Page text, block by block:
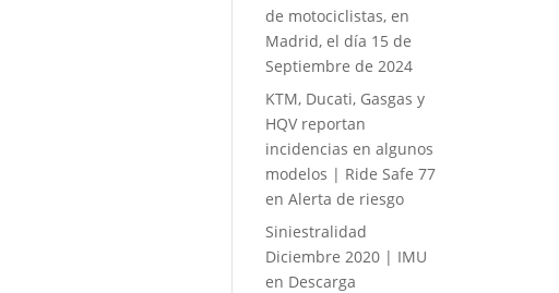
de motociclistas, en
Madrid, el día 15 de
Septiembre de 2024
KTM, Ducati, Gasgas y
HQV reportan
incidencias en algunos
modelos | Ride Safe 77
enAlerta de riesgo
Siniestralidad
Diciembre 2020 | IMU
en Descarga